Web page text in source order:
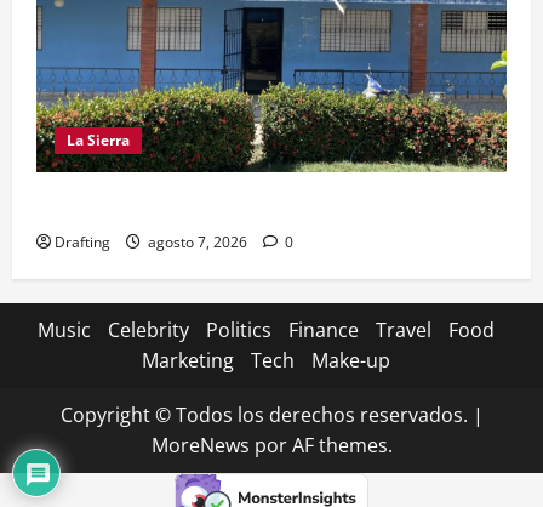
La Sierra
Drafting agosto 7, 2026 0
Music Celebrity Politics Finance Travel
Food
Marketing
Tech Make-up
Copyright © Todos los derechos reservados. |
MoreNews por AF themes.